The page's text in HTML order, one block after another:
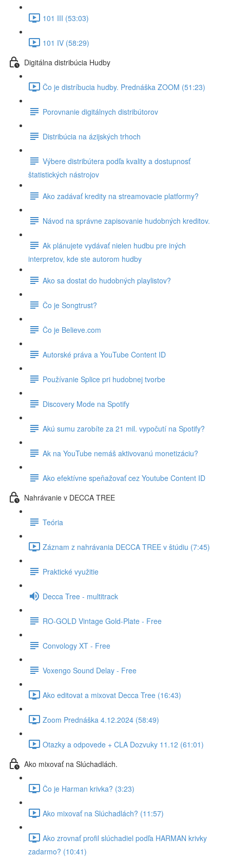
101 III (53:03)
101 IV (58:29)
Digitálna distribúcia Hudby
Čo je distríbucia hudby. Prednáška ZOOM (51:23)
Porovnanie digitálnych distribútorov
Distribúcia na ázijských trhoch
Výbere distribútera podľa kvality a dostupnosť
štatistických nástrojov
Ako zadávať kredity na streamovacie platformy?
Návod na správne zapisovanie hudobných kreditov.
Ak plánujete vydávať nielen hudbu pre iných
interpretov, kde ste autorom hudby
Ako sa dostat do hudobných playlistov?
Čo je Songtrust?
Čo je Believe.com
Autorské práva a YouTube Content ID
Používanie Splice pri hudobnej tvorbe
Discovery Mode na Spotify
Akú sumu zarobíte za 21 mil. vypočutí na Spotify?
Ak na YouTube nemáš aktivovanú monetizáciu?
Ako efektívne speňažovať cez Youtube Content ID
Nahrávanie v DECCA TREE
Teória
Záznam z nahrávania DECCA TREE v štúdiu (7:45)
Praktické využitie
Decca Tree - multitrack
RO-GOLD Vintage Gold-Plate - Free
Convology XT - Free
Voxengo Sound Delay - Free
Ako editovat a mixovat Decca Tree (16:43)
Zoom Prednáška 4.12.2024 (58:49)
Otazky a odpovede + CLA Dozvuky 11.12 (61:01)
Ako mixovať na Slúchadlách.
Čo je Harman krivka? (3:23)
Ako mixovať na Slúchadlách? (11:57)
Ako zrovnať profil slúchadiel podľa HARMAN krivky
zadarmo? (10:41)